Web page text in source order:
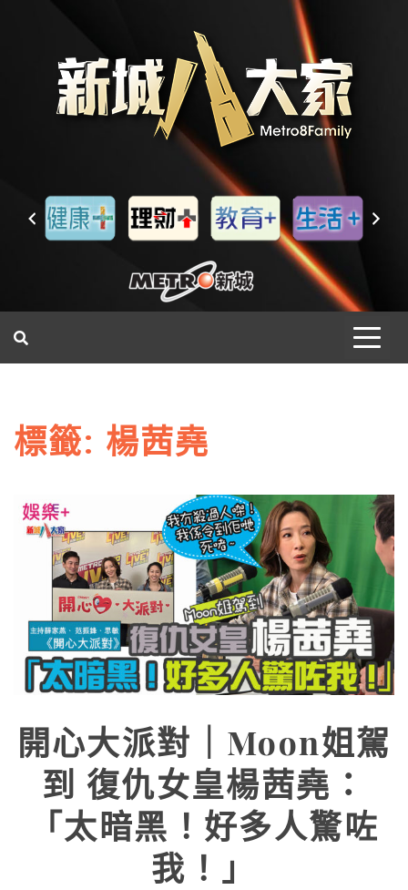
標籤: 楊茜堯
開心大派對｜Moon姐駕
到 復仇女皇楊茜堯：
「太暗黑！好多人驚咗
我！」